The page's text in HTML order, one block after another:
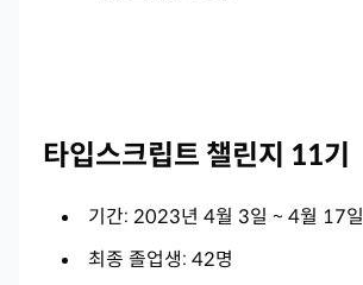
타입스크립트 챌린지 11기
기간: 2023년 4월 3일 ~ 4월 17일
최종 졸업생: 42명